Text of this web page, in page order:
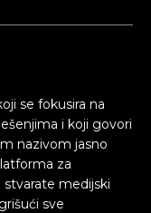
se fokusira na
i koji govori
nazivom jasno
za
stvarate medijski
sve